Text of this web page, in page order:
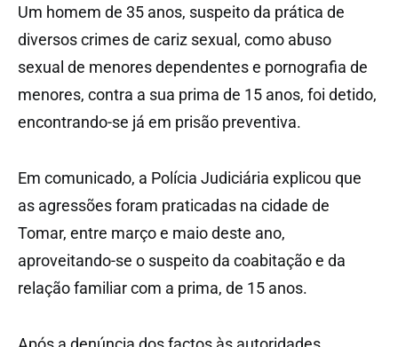
Um homem de 35 anos, suspeito da prática de
diversos crimes de cariz sexual, como abuso
sexual de menores dependentes e pornografia de
menores, contra a sua prima de 15 anos, foi detido,
encontrando-se já em prisão preventiva.
Em comunicado, a Polícia Judiciária explicou que
as agressões foram praticadas na cidade de
Tomar, entre março e maio deste ano,
aproveitando-se o suspeito da coabitação e da
relação familiar com a prima, de 15 anos.